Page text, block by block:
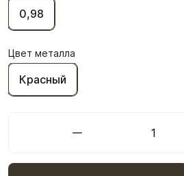
0,98
Цвет металла
Красный